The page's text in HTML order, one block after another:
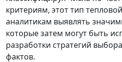
критериям, этот тип
аналитикам выявлять
которые затем могут быть
разработки стратегий
фактов.